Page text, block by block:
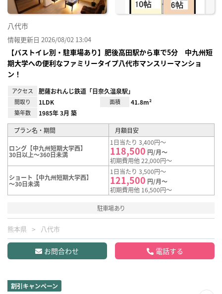
八代市
情報更新日 2026/08/02 13:04
【バストイレ別・駐車場あり】肥後高田駅から車で5分 中九州短
期大学への便利なファミリータイプ八代市マンスリーマンショ
ン！
アクセス 肥薩おれんじ鉄道「日奈久温泉駅」
間取り 1LDK 面積 41.8m²
築年数 1985年 3月 築
プラン名・期間 月額目安
ロング【中九州短期大学西】
30日以上～360日未満
1日当たり 3,400円～
118,500 円/月～
初期費用他 22,000円～
ショート【中九州短期大学西】
～30日未満
1日当たり 3,500円～
121,500 円/月～
初期費用他 16,500円～
駐車場あり
熊本県 八代市
お問合わせ 電話する
割引キャンペーン